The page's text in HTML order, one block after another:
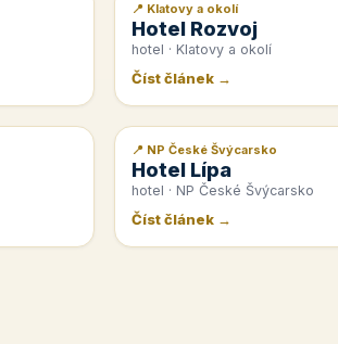
📰 PR článek
📍 Klatovy a okolí
Hotel Rozvoj
hotel · Klatovy a okolí
Číst článek →
📰 PR článek
📍 NP České Švýcarsko
Hotel Lípa
hotel · NP České Švýcarsko
Číst článek →